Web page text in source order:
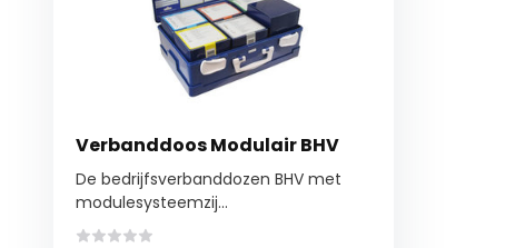
Verbanddoos Modulair BHV
De bedrijfsverbanddozen BHV met
modulesysteemzij...